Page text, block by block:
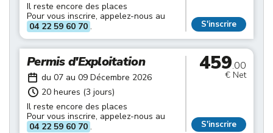
Il reste encore des places
Pour vous inscrire, appelez-nous au
04 22 59 60 70 . S'inscrire
Permis d'Exploitation
du 07 au 09 Décembre 2026
20 heures (3 jours)
Il reste encore des places
Pour vous inscrire, appelez-nous au
04 22 59 60 70 .
459.00
€ Net
S'inscrire